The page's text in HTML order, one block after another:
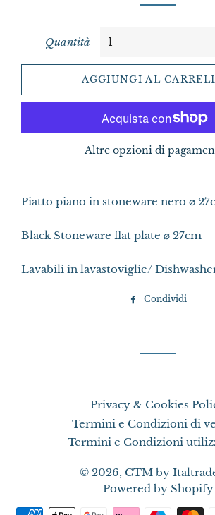
Quantità
AGGIUNGI AL
Altre opzioni di
Piatto piano in stoneware nero ⌀
Black Stoneware flat plate ⌀ 27cm
Lavabili in lavastoviglie/
Condividi
Privacy & Cookies
Termini e Condizioni di
Termini e Condizioni
© 2026, CTM by
Powered by Shopify